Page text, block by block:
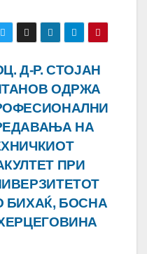
Д-Р. СТОЈАН
ОДРЖА
НА
ПРИ
БИХАЌ, БОСНА